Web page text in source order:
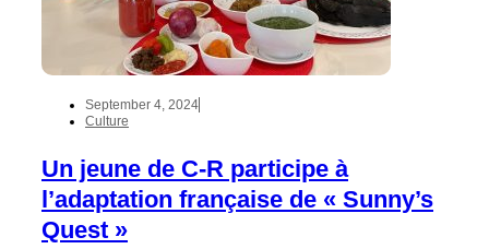
September 4, 2024
Culture
Un jeune de C-R participe à
l’adaptation française de « Sunny’s
Quest »